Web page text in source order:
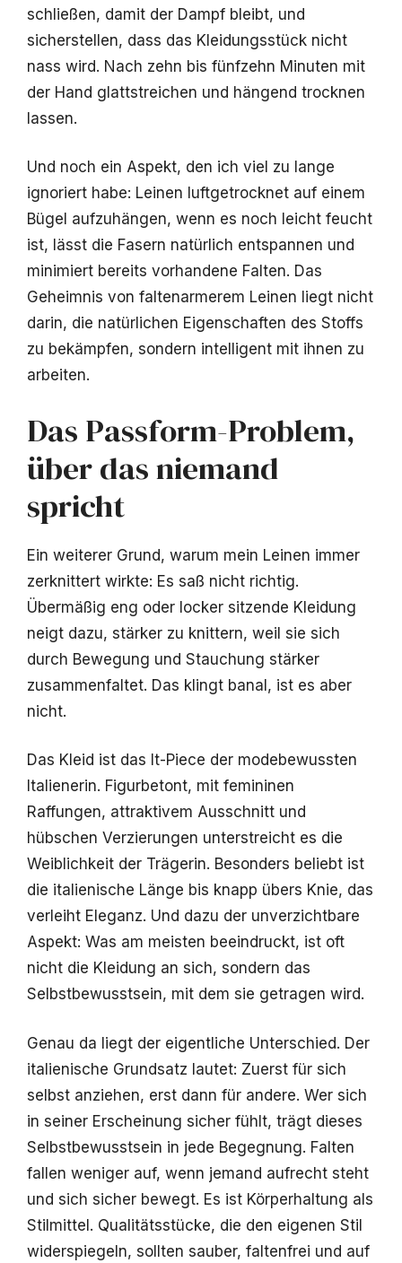
schließen, damit der Dampf bleibt, und
sicherstellen, dass das Kleidungsstück nicht
nass wird. Nach zehn bis fünfzehn Minuten mit
der Hand glattstreichen und hängend trocknen
lassen.
Und noch ein Aspekt, den ich viel zu lange
ignoriert habe: Leinen luftgetrocknet auf einem
Bügel aufzuhängen, wenn es noch leicht feucht
ist, lässt die Fasern natürlich entspannen und
minimiert bereits vorhandene Falten. Das
Geheimnis von faltenarmerem Leinen liegt nicht
darin, die natürlichen Eigenschaften des Stoffs
zu bekämpfen, sondern intelligent mit ihnen zu
arbeiten.
Das Passform-Problem,
über das niemand
spricht
Ein weiterer Grund, warum mein Leinen immer
zerknittert wirkte: Es saß nicht richtig.
Übermäßig eng oder locker sitzende Kleidung
neigt dazu, stärker zu knittern, weil sie sich
durch Bewegung und Stauchung stärker
zusammenfaltet. Das klingt banal, ist es aber
nicht.
Das Kleid ist das It-Piece der modebewussten
Italienerin. Figurbetont, mit femininen
Raffungen, attraktivem Ausschnitt und
hübschen Verzierungen unterstreicht es die
Weiblichkeit der Trägerin. Besonders beliebt ist
die italienische Länge bis knapp übers Knie, das
verleiht Eleganz. Und dazu der unverzichtbare
Aspekt: Was am meisten beeindruckt, ist oft
nicht die Kleidung an sich, sondern das
Selbstbewusstsein, mit dem sie getragen wird.
Genau da liegt der eigentliche Unterschied. Der
italienische Grundsatz lautet: Zuerst für sich
selbst anziehen, erst dann für andere. Wer sich
in seiner Erscheinung sicher fühlt, trägt dieses
Selbstbewusstsein in jede Begegnung. Falten
fallen weniger auf, wenn jemand aufrecht steht
und sich sicher bewegt. Es ist Körperhaltung als
Stilmittel. Qualitätsstücke, die den eigenen Stil
widerspiegeln, sollten sauber, faltenfrei und auf